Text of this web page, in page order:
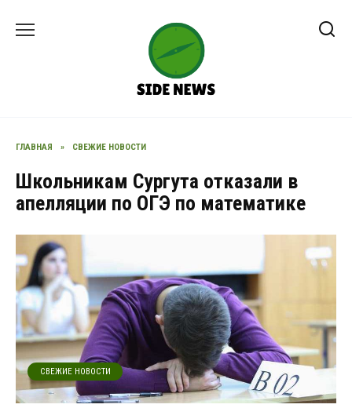
ГЛАВНАЯ » СВЕЖИЕ НОВОСТИ
Школьникам Сургута отказали в
апелляции по ОГЭ по математике
СВЕЖИЕ НОВОСТИ